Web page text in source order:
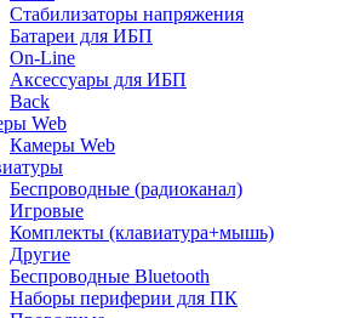
Стабилизаторы напряжения
Батареи для ИБП
On-Line
Аксессуары для ИБП
Back
Web
Камеры Web
Беспроводные (радиоканал)
Игровые
Комплекты (клавиатура+мышь)
Другие
Беспроводные Bluetooth
Наборы периферии для ПК